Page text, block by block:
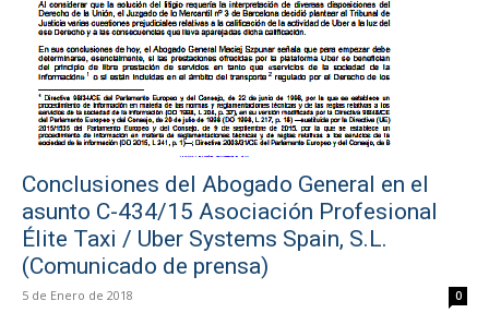
Conclusiones del Abogado General en el
asunto C-434/15 Asociación Profesional
Élite Taxi / Uber Systems Spain, S.L.
(Comunicado de prensa)
5 de Enero de 2018 0